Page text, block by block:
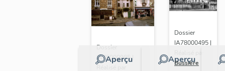
Aperçu
Dossier
IA78000985 |
Aperçu
Dossier
IA78000495 |
Bussière